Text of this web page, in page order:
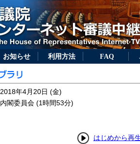
お知らせ 利用方法 FAQ
2018年4月20日 (金)
内閣委員会 (1時間53分)
はじめから再